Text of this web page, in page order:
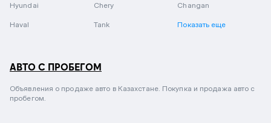
Hyundai Chery Changan
Haval Tank Показать еще
АВТО С ПРОБЕГОМ
Объявления о продаже авто в Казахстане. Покупка и продажа авто с
пробегом.